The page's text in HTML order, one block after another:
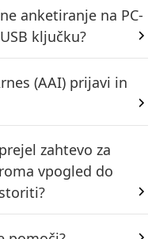
anketiranje na PC-
ključku?
(AAI) prijavi in
zahtevo za
vpogled do